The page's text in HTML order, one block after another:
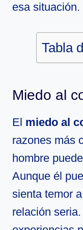
esa situación.
Tabla
Miedo al
El miedo al
razones más
hombre
Aunque él
sienta temor
relación